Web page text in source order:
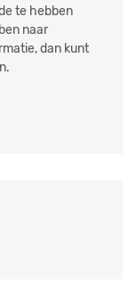
te hebben
naar
dan kunt